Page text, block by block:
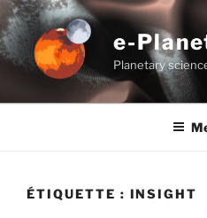
Aller
au
contenu
principal
e-
Planetary
ÉTIQUETTE : INSIGHT